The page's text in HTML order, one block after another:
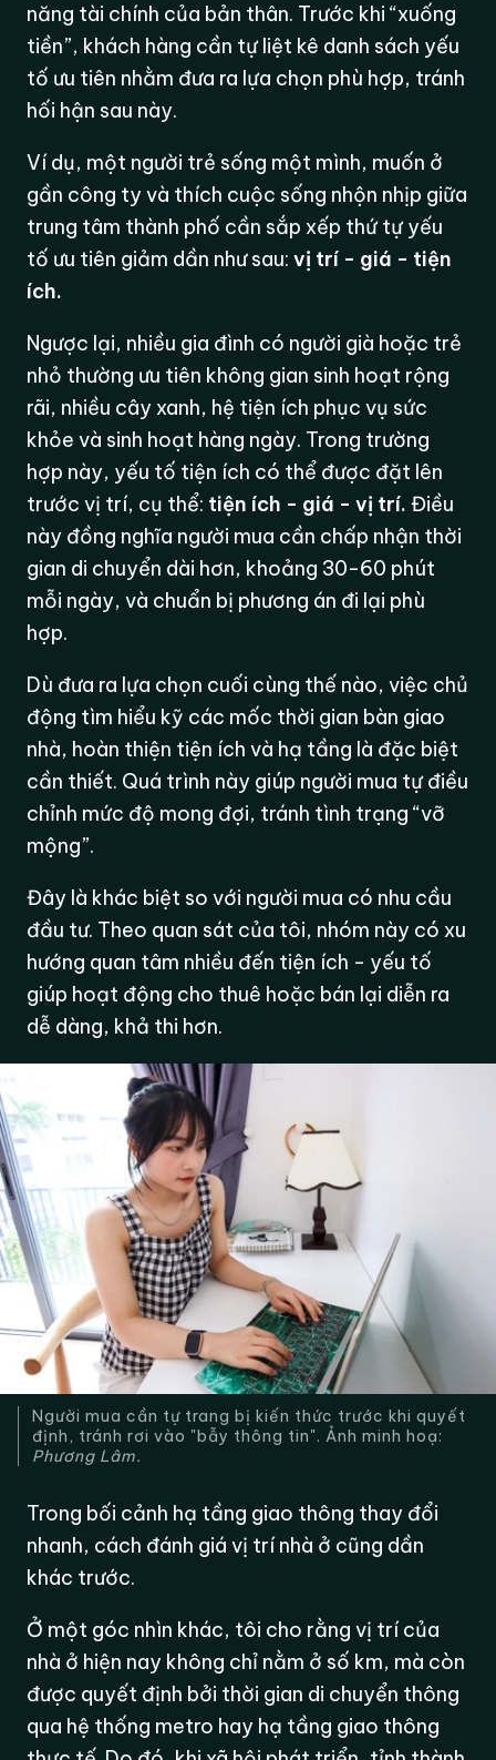
năng tài chính của bản thân. Trước khi “xuống
tiền”, khách hàng cần tự liệt kê danh sách yếu
tố ưu tiên nhằm đưa ra lựa chọn phù hợp, tránh
hối hận sau này.
Ví dụ, một người trẻ sống một mình, muốn ở
gần công ty và thích cuộc sống nhộn nhịp giữa
trung tâm thành phố cần sắp xếp thứ tự yếu
tố ưu tiên giảm dần như sau:vị trí - giá - tiện
ích.
Ngược lại, nhiều gia đình có người già hoặc trẻ
nhỏ thường ưu tiên không gian sinh hoạt rộng
rãi, nhiều cây xanh, hệ tiện ích phục vụ sức
khỏe và sinh hoạt hàng ngày. Trong trường
hợp này, yếu tố tiện ích có thể được đặt lên
trước vị trí, cụ thể: tiện ích - giá - vị trí.Điều
này đồng nghĩa người mua cần chấp nhận thời
gian di chuyển dài hơn, khoảng 30-60 phút
mỗi ngày, và chuẩn bị phương án đi lại phù
hợp.
Dù đưa ra lựa chọn cuối cùng thế nào, việc chủ
động tìm hiểu kỹ các mốc thời gian bàn giao
nhà, hoàn thiện tiện ích và hạ tầng là đặc biệt
cần thiết. Quá trình này giúp người mua tự điều
chỉnh mức độ mong đợi, tránh tình trạng “vỡ
mộng”.
Đây là khác biệt so với người mua có nhu cầu
đầu tư. Theo quan sát của tôi, nhóm này có xu
hướng quan tâm nhiều đến tiện ích - yếu tố
giúp hoạt động cho thuê hoặc bán lại diễn ra
dễ dàng, khả thi hơn.
Người mua cần tự trang bị kiến thức trước khi quyết
định, tránh rơi vào "bẫy thông tin". Ảnh minh hoạ:
Phương Lâm.
Trong bối cảnh hạ tầng giao thông thay đổi
nhanh, cách đánh giá vị trí nhà ở cũng dần
khác trước.
Ở một góc nhìn khác, tôi cho rằng vị trí của
nhà ở hiện nay không chỉ nằm ở số km, mà còn
được quyết định bởi thời gian di chuyển thông
qua hệ thống metro hay hạ tầng giao thông